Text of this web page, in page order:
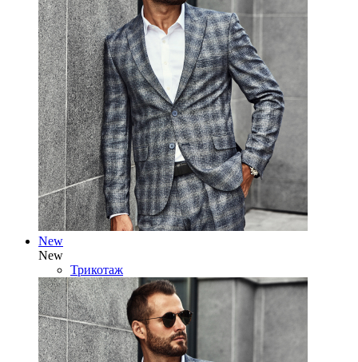
New
New
Трикотаж